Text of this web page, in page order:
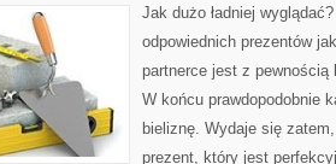
Jak dużo ładniej
odpowiednich prezentów
partnerce jest z
W końcu prawdopodobnie
bieliznę. Wydaje się
prezent, który jest